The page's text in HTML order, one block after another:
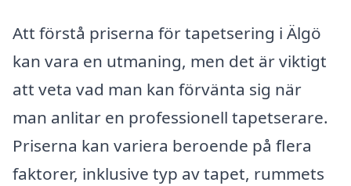
Att förstå priserna för tapetsering i Älgö
kan vara en utmaning, men det är viktigt
att veta vad man kan förvänta sig när
man anlitar en professionell tapetserare.
Priserna kan variera beroende på flera
faktorer, inklusive typ av tapet, rummets